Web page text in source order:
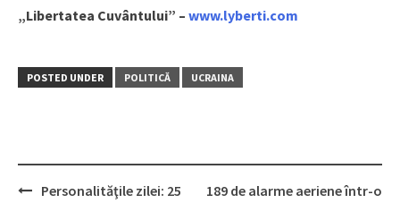
„Libertatea Cuvântului” – www.lyberti.com
POSTED UNDER POLITICĂ UCRAINA
Personalităţile zilei: 25
189 de alarme aeriene într-o